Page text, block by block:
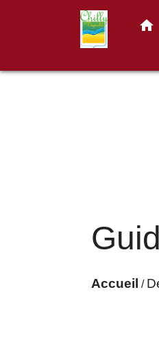
home
Accueil /